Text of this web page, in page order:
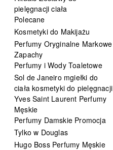
pielęgnacji ciała
Polecane
Kosmetyki do Makijażu
Perfumy Oryginalne Markowe
Zapachy
Perfumy i Wody Toaletowe
Sol de Janeiro mgiełki do
ciała kosmetyki do pielęgnacji
Yves Saint Laurent Perfumy
Męskie
Perfumy Damskie Promocja
Tylko w Douglas
Hugo Boss Perfumy Męskie